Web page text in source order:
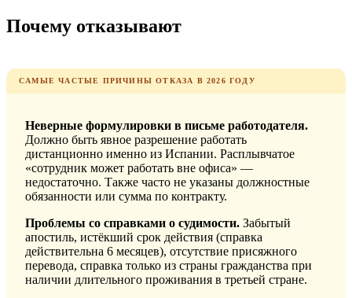
Почему отказывают
САМЫЕ ЧАСТЫЕ ПРИЧИНЫ ОТКАЗА В 2026 ГОДУ
Неверные формулировки в письме работодателя.
Должно быть явное разрешение работать
дистанционно именно из Испании. Расплывчатое
«сотрудник может работать вне офиса» —
недостаточно. Также часто не указаны должностные
обязанности или сумма по контракту.
Проблемы со справками о судимости. Забытый
апостиль, истёкший срок действия (справка
действительна 6 месяцев), отсутствие присяжного
перевода, справка только из страны гражданства при
наличии длительного проживания в третьей стране.